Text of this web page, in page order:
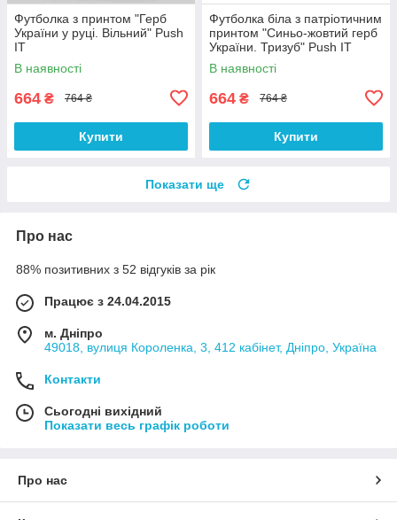
Футболка з принтом "Герб
України у руці. Вільний" Push
IT
В наявності
664 ₴ 764 ₴
Купити
Футболка біла з патріотичним
принтом "Синьо-жовтий герб
України. Тризуб" Push IT
В наявності
664 ₴ 764 ₴
Купити
Показати ще
Про нас
88% позитивних з 52 відгуків за рік
Працює з 24.04.2015
м. Дніпро
49018, вулиця Короленка, 3, 412 кабінет, Дніпро, Україна
Контакти
Сьогодні вихідний
Показати весь графік роботи
Про нас